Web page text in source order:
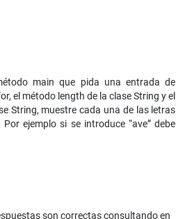
main que pida una entrada de
el método length de la clase String y el
String, muestre cada una de las letras
ejemplo si se introduce “ave” debe
son correctas consultando en